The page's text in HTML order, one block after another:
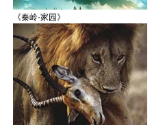
《秦岭·家园》